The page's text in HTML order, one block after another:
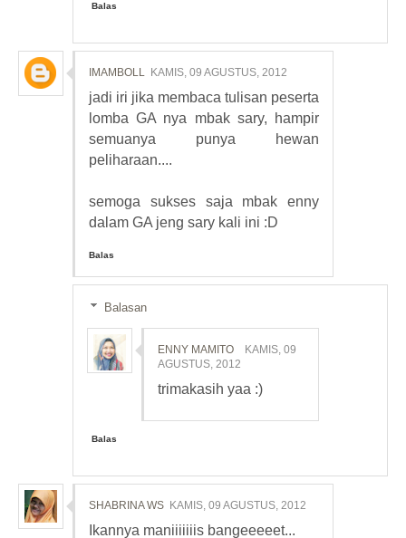
Balas
IMAMBOLL KAMIS, 09 AGUSTUS, 2012
jadi iri jika membaca tulisan peserta
lomba GA nya mbak sary, hampir
semuanya punya hewan
peliharaan....
semoga sukses saja mbak enny
dalam GA jeng sary kali ini :D
Balas
Balasan
ENNY MAMITO
KAMIS, 09
AGUSTUS, 2012
trimakasih yaa :)
Balas
SHABRINA WS KAMIS, 09 AGUSTUS, 2012
Ikannya maniiiiiiis bangeeeeet...